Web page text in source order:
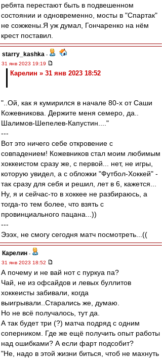
ребята перестают быть в подвешенном
состоянии и одновременно, мосты в "Спартак"
не сожжены.Я уж думал, Гончаренко на нём
крест поставил.
starry_kashka -
31 янв 2023 19:19
Карелин » 31 янв 2023 18:52
"..Ой, как я кумирился в начале 80-х от Саши
Кожевникова. Держите меня семеро, да..
Шалимов-Шепелев-Капустин...."
---
Вот это ничего себе откровение с
совпадением! Кожевников стал моим любимым
хоккеистом сразу же, с первой... нет, не игры,
которую увидел, а с обложки "Футбол-Хоккей" -
так сразу для себя и решил, лет в 6, кажется...
Ну, я и сейчас-то в хоккее не разбираюсь, а
тогда-то тем более, что взять с
провинциального пацана...))
---
Эээх, не смогу сегодня матч посмотреть...((
Карелин -
31 янв 2023 18:52
А почему и не вай нот с пуркуа па?
Чай, не из офсайдов и левых буллитов
хоккеисты забивали, когда
выигрывали..Старались же, думаю.
Но не всё получалось, тут да.
А так будет три (?) матча подряд с одним
соперником. Где же ещё получить опыт работы
над ошибками? А если фарт подсобит?
"Не, надо в этой жизни биться, чтоб не махнуть